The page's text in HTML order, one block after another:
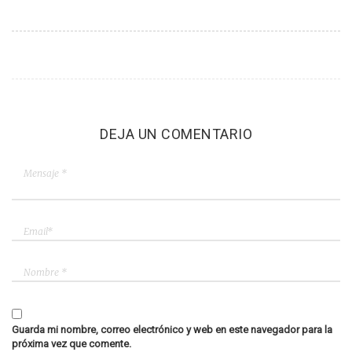
DEJA UN COMENTARIO
Guarda mi nombre, correo electrónico y web en este navegador para la
próxima vez que comente.